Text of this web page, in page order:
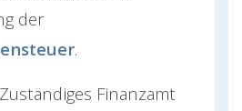
der
.
Zuständiges Finanzamt